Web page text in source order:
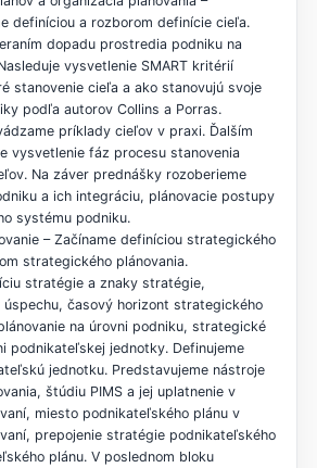
definíciou a rozborom definície cieľa.
dopadu prostredia podniku na
vysvetlenie SMART kritérií
stanovenie cieľa a ako stanovujú svoje
podľa autorov Collins a Porras.
príklady cieľov v praxi. Ďalším
vysvetlenie fáz procesu stanovenia
Na záver prednášky rozoberieme
a ich integráciu, plánovacie postupy
systému podniku.
– Začíname definíciou strategického
strategického plánovania.
stratégie a znaky stratégie,
časový horizont strategického
na úrovni podniku, strategické
podnikateľskej jednotky. Definujeme
jednotku. Predstavujeme nástroje
štúdiu PIMS a jej uplatnenie v
miesto podnikateľského plánu v
prepojenie stratégie podnikateľského
plánu. V poslednom bloku